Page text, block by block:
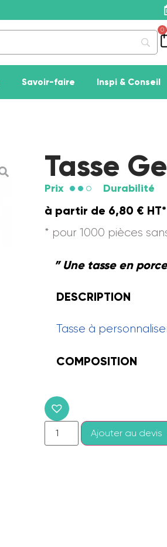
0
Savoir-faire Inspi & Conseil
Tasse
Prix Durabilité
à partir de 6,80 € HT*
* pour 1000 pièces
” Une tasse en
DESCRIPTION
Tasse à
COMPOSITION
Ajouter au devis